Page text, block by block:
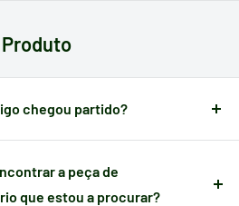
antes de efetuar a sua
Produto
chegou partido?
algum defeito causado no
a partir do momento da
poder gerir a ocorrência.
a peça de
que estou a procurar?